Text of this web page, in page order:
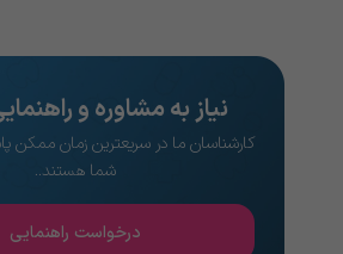
نیاز به مشاوره و
کارشناسان ما در سریعترین زمان ممکن
شما هستند..
درخواست راهنمایی